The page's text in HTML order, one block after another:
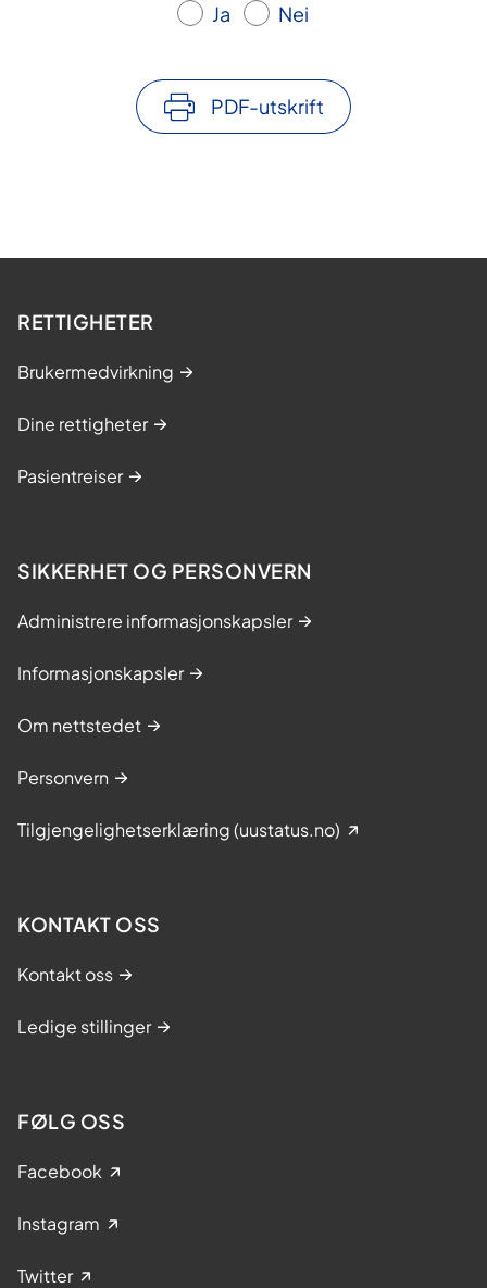
Ja Nei
PDF-utskrift
RETTIGHETER
Brukermedvirkning
Dine rettigheter
Pasientreiser
SIKKERHET OG PERSONVERN
Administrere informasjonskapsler
Informasjonskapsler
Om nettstedet
Personvern
Tilgjengelighetserklæring (uustatus.no)
KONTAKT OSS
Kontakt oss
Ledige stillinger
FØLG OSS
Facebook
Instagram
Twitter